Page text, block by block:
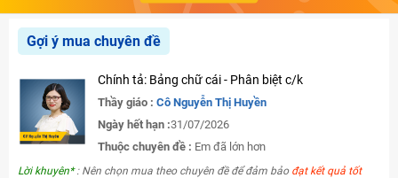
Gợi ý mua chuyên đề
Chính tả: Bảng chữ cái - Phân biệt c/k
Thầy giáo : Cô Nguyễn Thị Huyền
Ngày hết hạn :31/07/2026
Thuộc chuyên đề : Em đã lớn hơn
Lời khuyên*: Nên chọn mua theo chuyên đề để đảm bảo đạt kết quả tốt